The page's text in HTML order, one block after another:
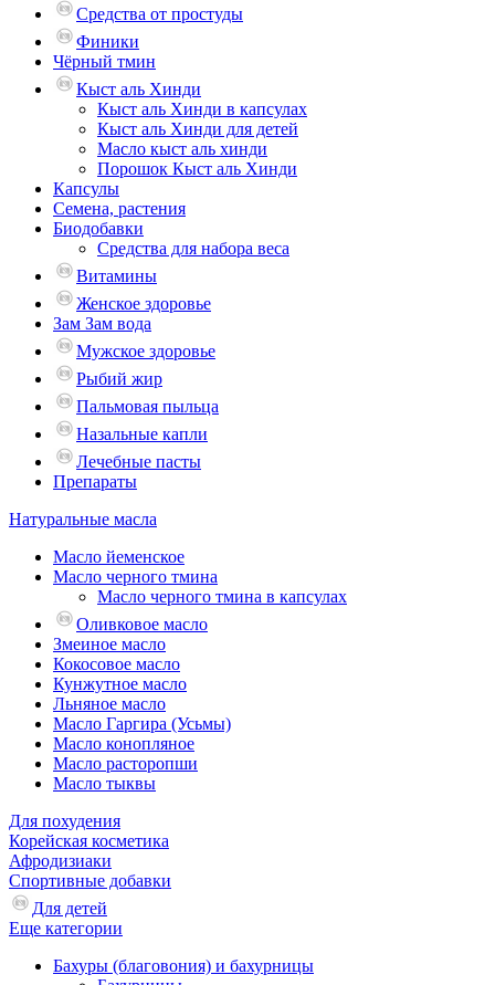
Средства от простуды
Финики
Чёрный тмин
Кыст аль Хинди
Кыст аль Хинди в капсулах
Кыст аль Хинди для детей
Масло кыст аль хинди
Порошок Кыст аль Хинди
Капсулы
Семена, растения
Биодобавки
Средства для набора веса
Витамины
Женское здоровье
Зам Зам вода
Мужское здоровье
Рыбий жир
Пальмовая пыльца
Назальные капли
Лечебные пасты
Препараты
Натуральные масла
Масло йеменское
Масло черного тмина
Масло черного тмина в капсулах
Оливковое масло
Змеиное масло
Кокосовое масло
Кунжутное масло
Льняное масло
Масло Гаргира (Усьмы)
Масло конопляное
Масло расторопши
Масло тыквы
Для похудения
Корейская косметика
Афродизиаки
Спортивные добавки
Для детей
Еще категории
Бахуры (благовония) и бахурницы